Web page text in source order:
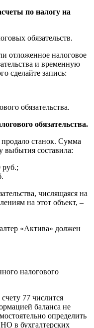
по налогу на
обязательств.
отложенное налоговое
и временную
сделайте запись:
обязательства.
обязательства.
станок. Сумма
выбытия составила:
руб.;
числящаяся на
на этот объект, –
«Актива» должен
налогового
77 числится
баланса не
определить
в бухгалтерских